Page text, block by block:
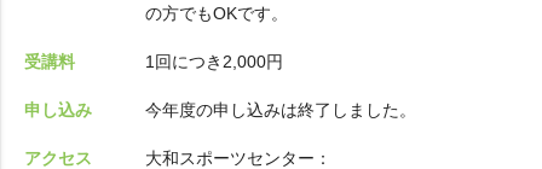
の方でもOKです。
受講料 1回につき2,000円
申し込み 今年度の申し込みは終了しました。
アクセス
大和スポーツセンター：